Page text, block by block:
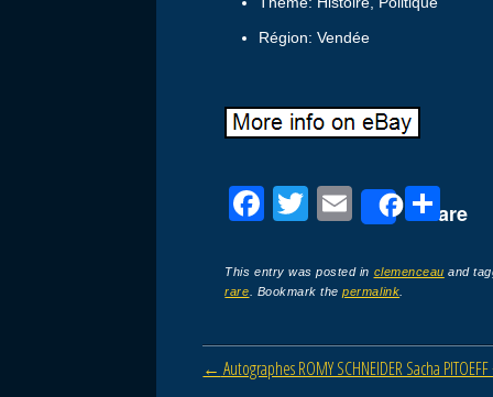
Région: Vendée
F
c
e
b
o
T
tt
er
E
ail
Share
P
ta
er
This entry was posted in clemenceau and
rare . Bookmark thepermalink
Post navigation
← Autographes ROMY SCHNEIDER Sacha